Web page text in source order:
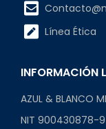
Línea Ética
INFORMACIÓN
AZUL & BLANCO
NIT 900430878-9